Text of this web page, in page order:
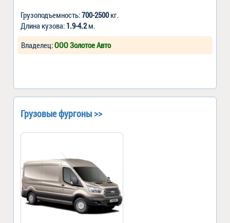
Грузоподъемность:700-2500кг.
Длина кузова: 1.9-4.2м.
Владелец:ООО Золотое Авто
Грузовые фургоны >>